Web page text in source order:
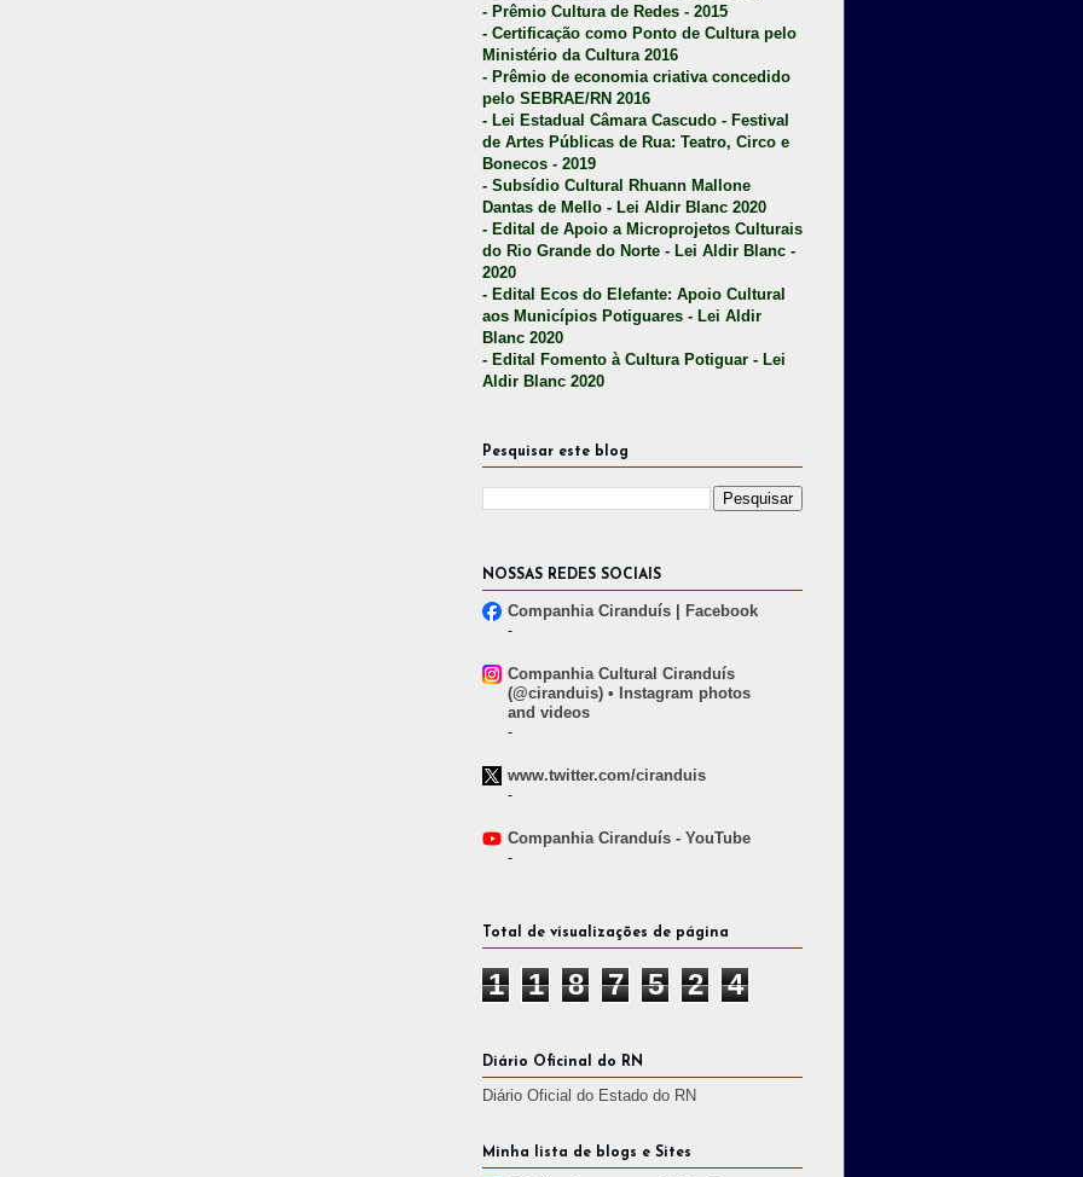
- Prêmio Cultura de Redes - 2015
- Certificação como Ponto de Cultura pelo
Ministério da Cultura 2016
- Prêmio de economia criativa concedido
pelo SEBRAE/RN 2016
- Lei Estadual Câmara Cascudo - Festival
de Artes Públicas de Rua: Teatro, Circo e
Bonecos - 2019
- Subsídio Cultural Rhuann Mallone
Dantas de Mello - Lei Aldir Blanc 2020
- Edital de Apoio a Microprojetos Culturais
do Rio Grande do Norte - Lei Aldir Blanc -
2020
- Edital Ecos do Elefante: Apoio Cultural
aos Municípios Potiguares - Lei Aldir
Blanc 2020
- Edital Fomento à Cultura Potiguar - Lei
Aldir Blanc 2020
Pesquisar este blog
NOSSAS REDES SOCIAIS
Companhia Ciranduís | Facebook
-
Companhia Cultural Ciranduís
(@ciranduis) • Instagram photos
and videos
-
www.twitter.com/ciranduis
-
Companhia Ciranduís - YouTube
-
Total de visualizações de página
1 1 8 7 5 2 4
Diário Oficinal do RN
Diário Oficial do Estado do RN
Minha lista de blogs e Sites